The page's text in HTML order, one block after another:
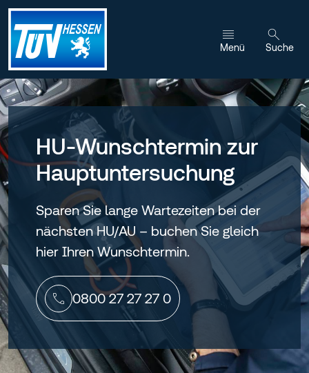
Zum Inhalt wechseln
Menü Suche
HU-Wunschtermin zur
Hauptuntersuchung
Sparen Sie lange Wartezeiten bei der
nächsten HU/AU – buchen Sie gleich
hier Ihren Wunschtermin.
0800 27 27 27 0